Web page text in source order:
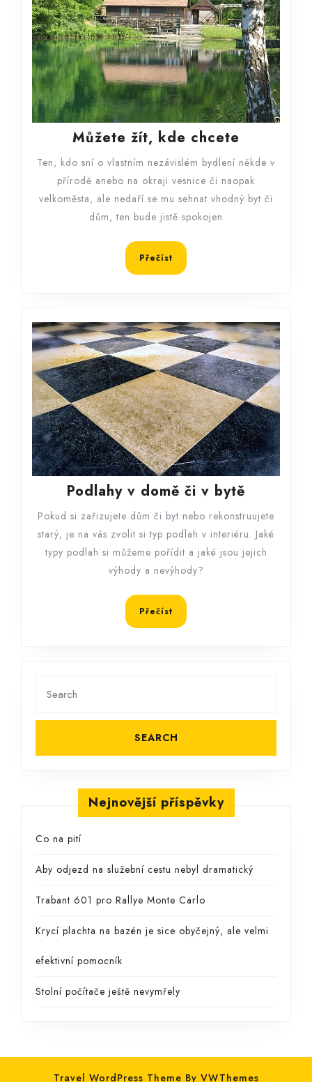
Můžete žít, kde chcete
žít,
kde
chcete
Ten, kdo sní o vlastním nezávislém bydlení někde v
přírodě anebo na okraji vesnice či naopak
velkoměsta, ale nedaří se mu sehnat vhodný byt či
dům, ten bude jistě spokojen
Přečíst Přečíst
Podlahy v domě či v bytě
domě
či
v
Pokud si zařizujete dům či byt nebo rekonstruujete
starý, je na vás zvolit si typ podlah v interiéru. Jaké
typy podlah si můžeme pořídit a jaké jsou jejich
výhody a nevýhody?
Přečíst
for:
Nejnovější příspěvky
Co na pití
Aby odjezd na služební cestu nebyl dramatický
Trabant 601 pro Rallye Monte Carlo
Krycí plachta na bazén je sice obyčejný, ale velmi
efektivní pomocník
Stolní počítače ještě nevymřely
Travel WordPress Theme By VWThemes